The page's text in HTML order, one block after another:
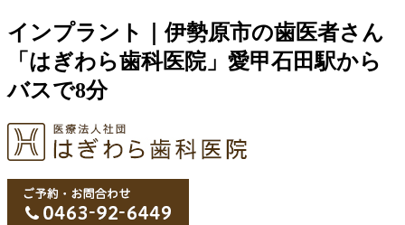
インプラント｜伊勢原市の歯医者さん
「はぎわら歯科医院」愛甲石田駅から
バスで8分